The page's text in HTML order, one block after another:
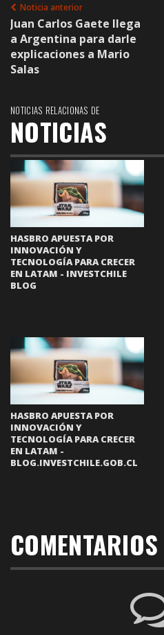
Noticia anterior
Juan Carlos Gaete llega
a Argentina para darle
explicaciones a Mario
Salas
NOTICIAS RELACIONAS DE
NOTICIAS
HASBRO APUESTA POR
INNOVACIÓN Y
TECNOLOGÍA PARA CRECER
EN LATAM - INVESTCHILE
BLOG
HASBRO APUESTA POR
INNOVACIÓN Y
TECNOLOGÍA PARA CRECER
EN LATAM -
BLOG.INVESTCHILE.GOB.CL
COMENTARIOS